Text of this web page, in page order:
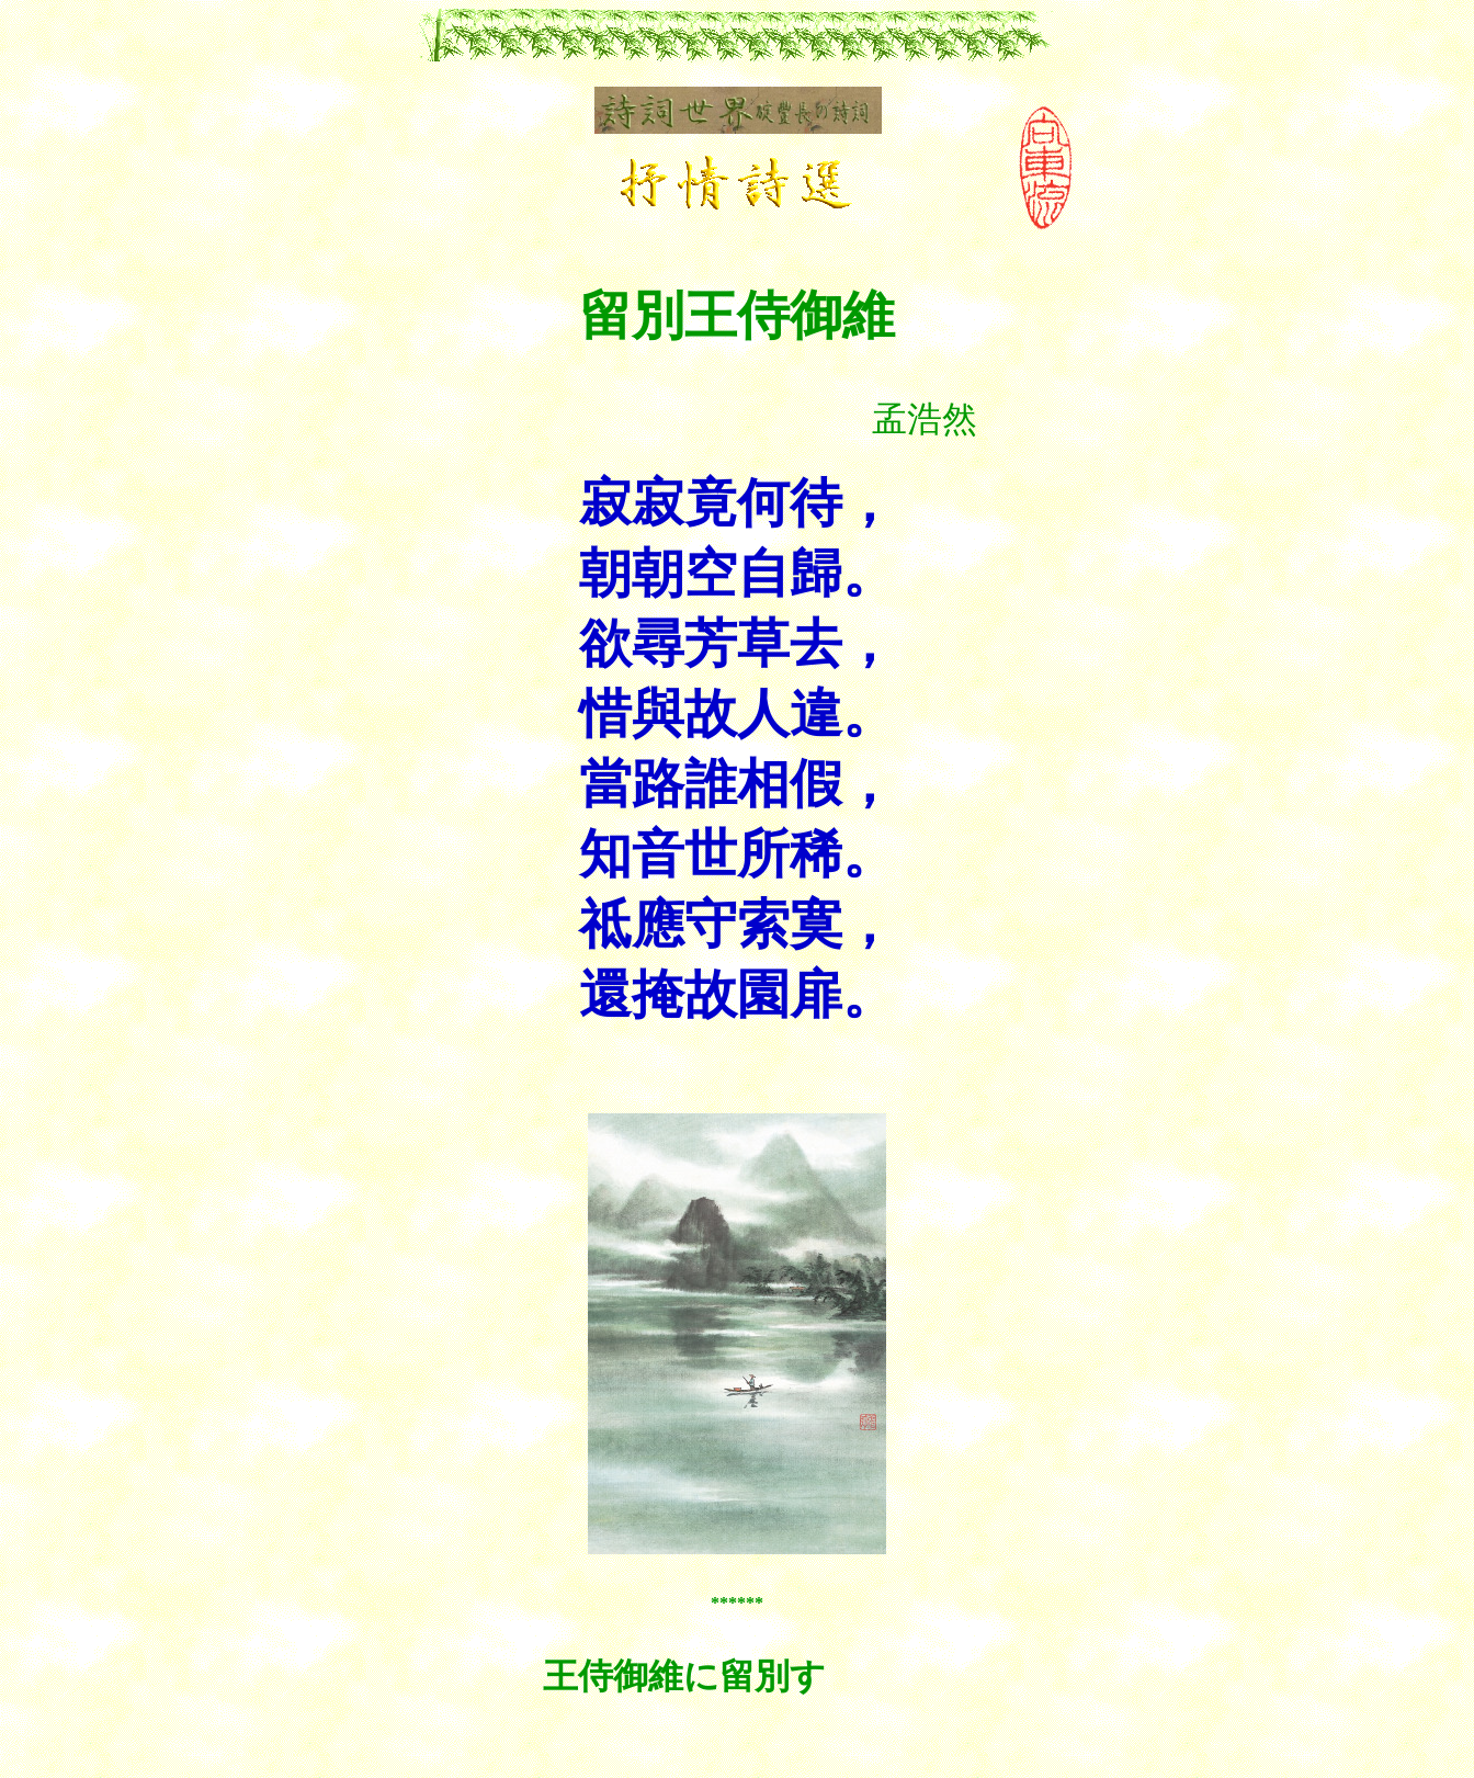
留別王侍御維
孟浩然
寂寂竟何待，
朝朝空自歸。
欲尋芳草去，
惜與故人違。
當路誰相假，
知音世所稀。
祗應守索寞，
還掩故園扉。
******
王侍御維に留別す